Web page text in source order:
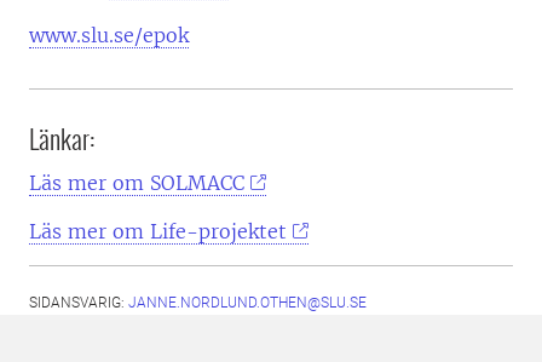
www.slu.se/epok
Länkar:
Läs mer om SOLMACC
Läs mer om Life-projektet
SIDANSVARIG: JANNE.NORDLUND.OTHEN@SLU.SE